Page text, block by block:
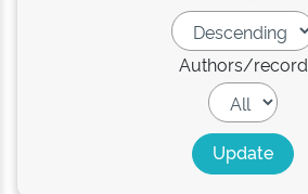
Authors/record